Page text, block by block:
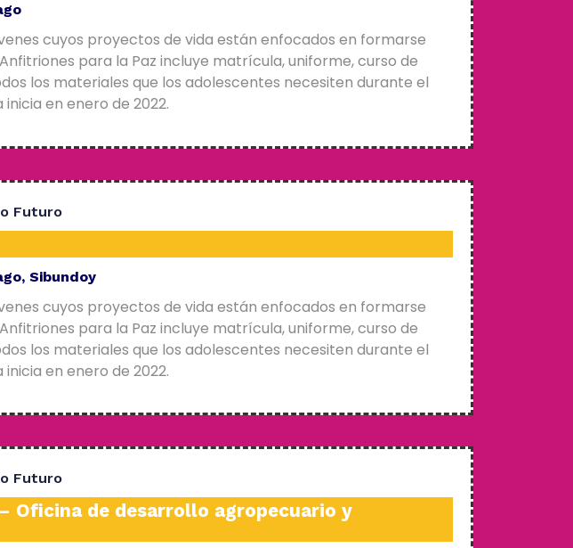
cuyos proyectos de vida están enfocados en formarse
para la Paz incluye matrícula, uniforme, curso de
los materiales que los adolescentes necesiten durante el
en enero de 2022.
Futuro
, Sibundoy
cuyos proyectos de vida están enfocados en formarse
para la Paz incluye matrícula, uniforme, curso de
los materiales que los adolescentes necesiten durante el
en enero de 2022.
Futuro
Oficina de desarrollo agropecuario y